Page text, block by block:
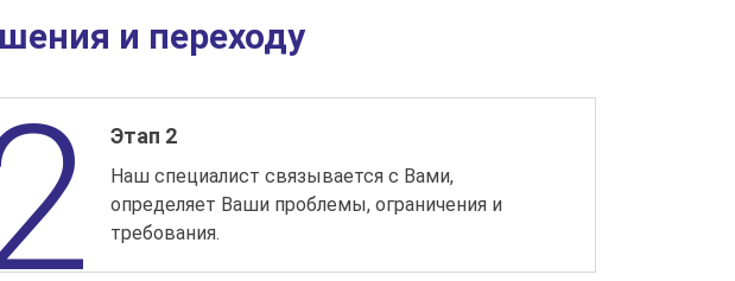
и переходу
Этап 2
Наш специалист связывается с Вами,
определяет Ваши проблемы, ограничения и
требования.